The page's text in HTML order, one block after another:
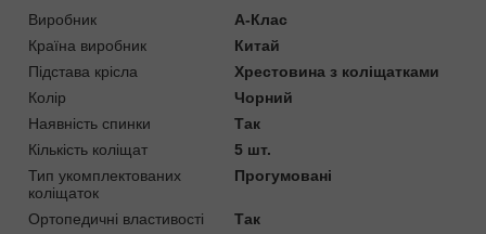
Виробник
А-Клас
Країна виробник
Китай
Підстава крісла
Хрестовина з коліщатками
Колір
Чорний
Наявність спинки
Так
Кількість коліщат
5 шт.
Тип укомплектованих
коліщаток
Прогумовані
Ортопедичні властивості
Так